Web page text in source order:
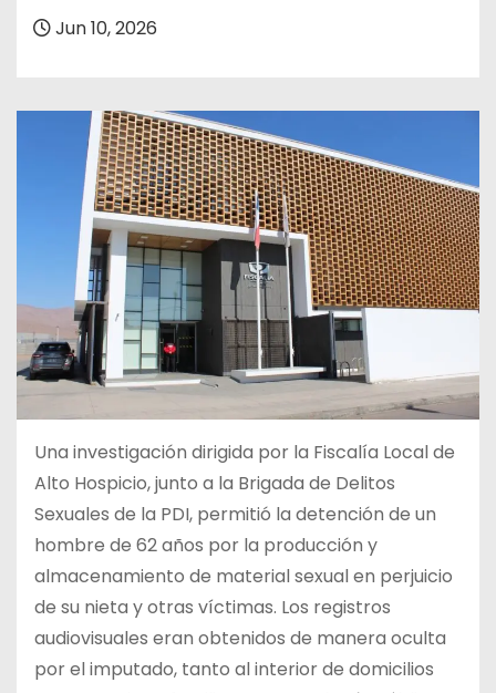
Jun 10, 2026
Una investigación dirigida por la Fiscalía Local de
Alto Hospicio, junto a la Brigada de Delitos
Sexuales de la PDI, permitió la detención de un
hombre de 62 años por la producción y
almacenamiento de material sexual en perjuicio
de su nieta y otras víctimas. Los registros
audiovisuales eran obtenidos de manera oculta
por el imputado, tanto al interior de domicilios